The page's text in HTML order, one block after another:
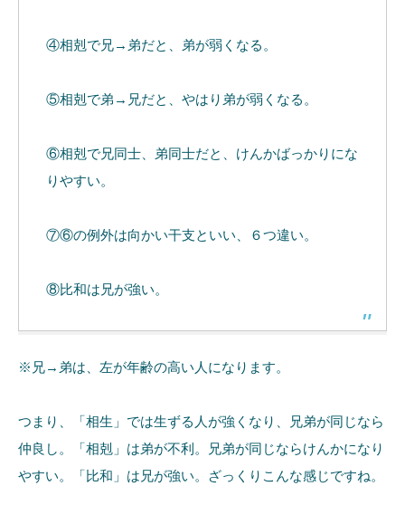
④相剋で兄→弟だと、弟が弱くなる。
⑤相剋で弟→兄だと、やはり弟が弱くなる。
⑥相剋で兄同士、弟同士だと、けんかばっかりにな
りやすい。
⑦⑥の例外は向かい干支といい、６つ違い。
⑧比和は兄が強い。
※兄→弟は、左が年齢の高い人になります。
つまり、「相生」では生ずる人が強くなり、兄弟が同じなら
仲良し。「相剋」は弟が不利。兄弟が同じならけんかになり
やすい。「比和」は兄が強い。ざっくりこんな感じですね。